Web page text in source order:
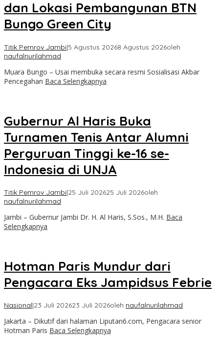
dan Lokasi Pembangunan BTN
Bungo Green City
Titik Pemrov Jambi|5 Agustus 20268 Agustus 2026oleh
naufalnurilahmad
Muara Bungo – Usai membuka secara resmi Sosialisasi Akbar
Pencegahan Baca Selengkapnya
Gubernur Al Haris Buka
Turnamen Tenis Antar Alumni
Perguruan Tinggi ke-16 se-
Indonesia di UNJA
Titik Pemrov Jambi|25 Juli 202625 Juli 2026oleh
naufalnurilahmad
Jambi – Gubernur Jambi Dr. H. Al Haris, S.Sos., M.H. Baca
Selengkapnya
Hotman Paris Mundur dari
Pengacara Eks Jampidsus Febrie
Nasional|23 Juli 202623 Juli 2026oleh naufalnurilahmad
Jakarta – Dikutif dari halaman Liputan6.com, Pengacara senior
Hotman Paris Baca Selengkapnya